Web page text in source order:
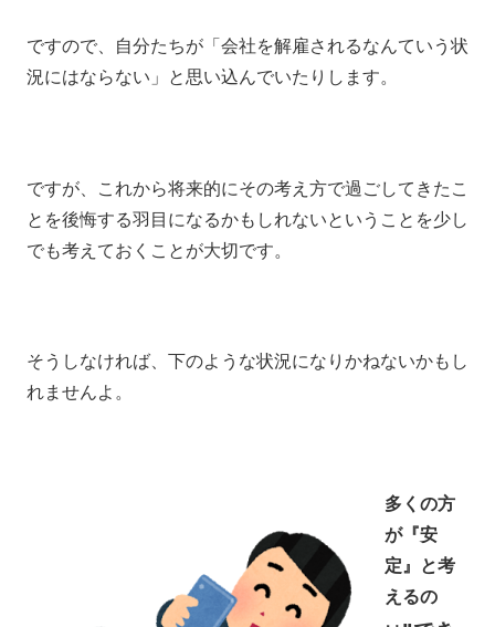
ですので、自分たちが「会社を解雇されるなんていう状
況にはならない」と思い込んでいたりします。
ですが、これから将来的にその考え方で過ごしてきたこ
とを後悔する羽目になるかもしれないということを少し
でも考えておくことが大切です。
そうしなければ、下のような状況になりかねないかもし
れませんよ。
多くの方
が『安
定』と考
えるの